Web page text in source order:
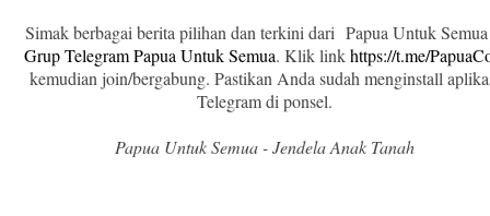
Simak berbagai berita pilihan dan terkini dari Papua Untuk
Grup Telegram Papua Untuk Semua. Klik linkhttps://t.me/
kemudian join/bergabung. Pastikan Anda sudah menginstall
Telegram di ponsel.
Papua Untuk Semua - Jendela Anak Tanah